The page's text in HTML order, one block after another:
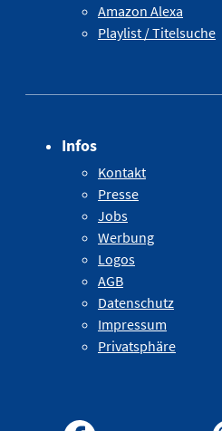
Amazon Alexa
Playlist / Titelsuche
Infos
Kontakt
Presse
Jobs
Werbung
Logos
AGB
Datenschutz
Impressum
Privatsphäre